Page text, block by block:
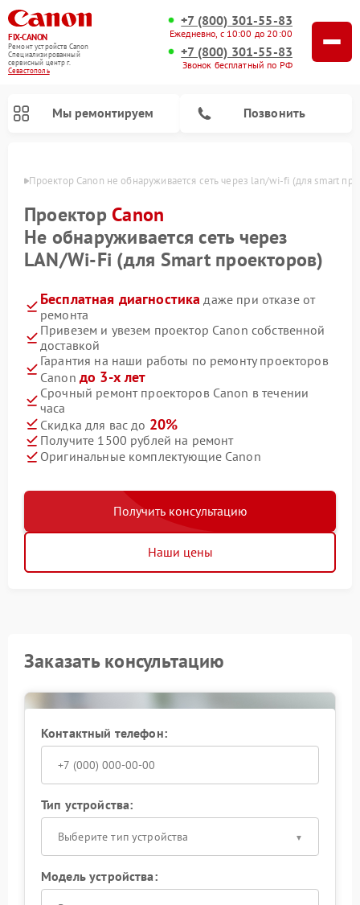
FIX-CANON
Ремонт устройств Canon
Специализированный
cервисный центр г.
Севастополь
+7 (800) 301-55-83
Ежедневно, с 10:00 до 20:00
+7 (800) 301-55-83
Звонок бесплатный по РФ
Мы ремонтируем Позвонить
Проектор Canon не обнаруживается сеть через lan/wi-fi (для smart
Проектор Canon
Не обнаруживается сеть через
LAN/Wi-Fi (для Smart проекторов)
Бесплатная диагностика даже при отказе от
ремонта
Привезем и увезем проектор Canon собственной
доставкой
Гарантия на наши работы по ремонту проекторов
Canon до 3-х лет
Срочный ремонт проекторов Canon в течении
часа
Скидка для вас до 20%
Получите 1500 рублей на ремонт
Оригинальные комплектующие Canon
Получить консультацию
Наши цены
Заказать консультацию
Контактный телефон:
Тип устройства:
Выберите тип устройства
Модель устройства: